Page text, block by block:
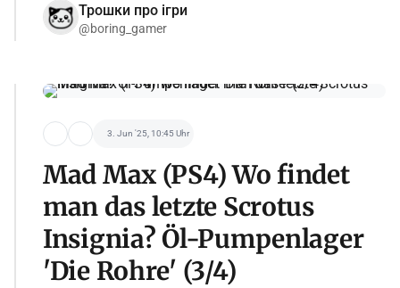
Трошки про ігри
@boring_gamer
3. Jun '25, 10:45 Uhr
Mad Max (PS4) Wo findet
man das letzte Scrotus
Insignia? Öl-Pumpenlager
'Die Rohre' (3/4)